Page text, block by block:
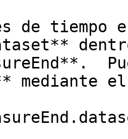
de tiempo
mediante el